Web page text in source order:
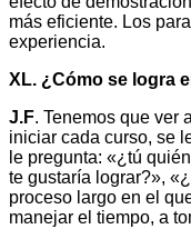
más eficiente. Los
experiencia.
XL. ¿Cómo se logra
J.F. Tenemos que ver
iniciar cada curso, se
le pregunta: «¿tú
te gustaría lograr?»,
proceso largo en el
manejar el tiempo, a